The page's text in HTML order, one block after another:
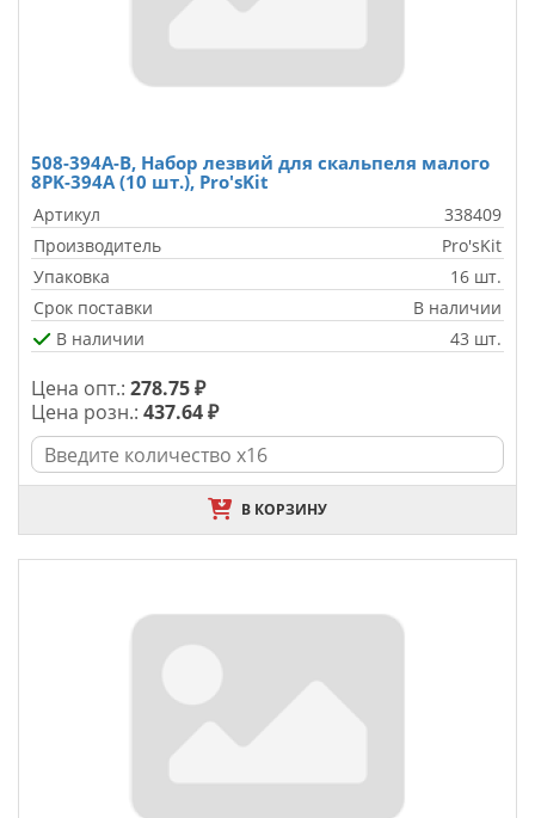
508-394A-B, Набор лезвий для скальпеля малого
8PK-394А (10 шт.), Pro'sKit
Артикул
338409
Производитель
Pro'sKit
Упаковка
16 шт.
Срок поставки
В наличии
В наличии
43 шт.
Цена опт.: 278.75 ₽
Цена розн.: 437.64 ₽
В КОРЗИНУ